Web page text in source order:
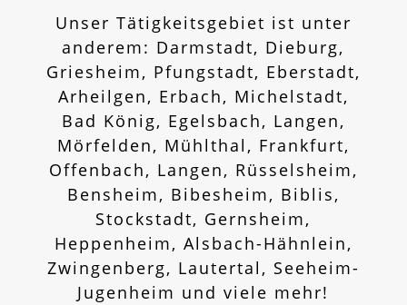
Unser Tätigkeitsgebiet ist unter
anderem: Darmstadt, Dieburg,
Griesheim, Pfungstadt, Eberstadt,
Arheilgen, Erbach, Michelstadt,
Bad König, Egelsbach, Langen,
Mörfelden, Mühlthal, Frankfurt,
Offenbach, Langen, Rüsselsheim,
Bensheim, Bibesheim, Biblis,
Stockstadt, Gernsheim,
Heppenheim, Alsbach-Hähnlein,
Zwingenberg, Lautertal, Seeheim-
Jugenheim und viele mehr!